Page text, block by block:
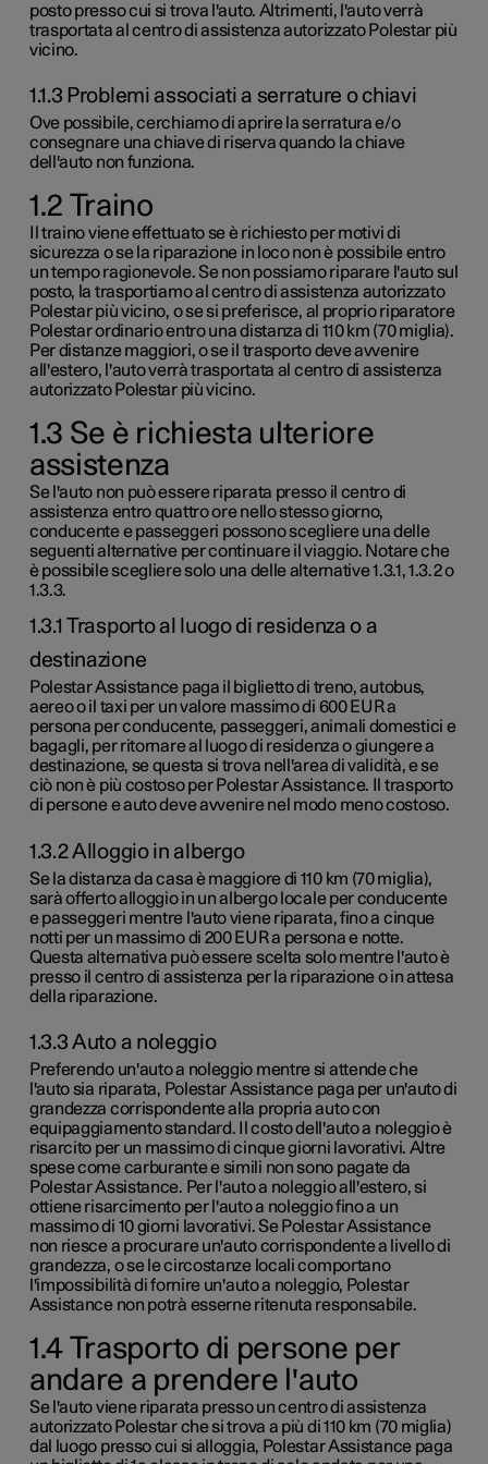
posto presso cui si trova l'auto. Altrimenti, l'auto verrà
trasportata al centro di assistenza autorizzato Polestar più
vicino.
1.1.3 Problemi associati a serrature o chiavi
Ove possibile, cerchiamo di aprire la serratura e/o
consegnare una chiave di riserva quando la chiave
dell'auto non funziona.
1.2 Traino
Il traino viene effettuato se è richiesto per motivi di
sicurezza o se la riparazione in loco non è possibile entro
un tempo ragionevole. Se non possiamo riparare l'auto sul
posto, la trasportiamo al centro di assistenza autorizzato
Polestar più vicino, o se si preferisce, al proprio riparatore
Polestar ordinario entro una distanza di 110 km (70 miglia).
Per distanze maggiori, o se il trasporto deve avvenire
all'estero, l'auto verrà trasportata al centro di assistenza
autorizzato Polestar più vicino.
1.3 Se è richiesta ulteriore
assistenza
Se l'auto non può essere riparata presso il centro di
assistenza entro quattro ore nello stesso giorno,
conducente e passeggeri possono scegliere una delle
seguenti alternative per continuare il viaggio. Notare che
è possibile scegliere solo una delle alternative1.3.1 ,1.3.2o
1.3.3.
1.3.1 Trasporto al luogo di residenza o a
destinazione
Polestar Assistance paga il biglietto di treno, autobus,
aereo o il taxi per un valore massimo di 600 EURa
persona per conducente, passeggeri, animali domestici e
bagagli, per ritornare al luogo di residenza o giungere a
destinazione, se questa si trova nell'area di validità, e se
ciò non è più costoso per Polestar Assistance. Il trasporto
di persone e auto deve avvenire nel modo meno costoso.
1.3.2 Alloggio in albergo
Se la distanza da casa è maggiore di 110 km (70 miglia),
sarà offerto alloggio in un albergo locale per conducente
e passeggeri mentre l'auto viene riparata, fino a cinque
notti per un massimo di 200 EURa persona e notte.
Questa alternativa può essere scelta solo mentre l'auto è
presso il centro di assistenza per la riparazione o in attesa
della riparazione.
1.3.3 Auto a noleggio
Preferendo un'auto a noleggio mentre si attende che
l'auto sia riparata, Polestar Assistance paga per un'auto di
grandezza corrispondente alla propria auto con
equipaggiamento standard. Il costo dell'auto a noleggio è
risarcito per un massimo di cinque giorni lavorativi. Altre
spese come carburantee simili non sono pagate da
Polestar Assistance. Per l'auto a noleggio all'estero, si
ottiene risarcimento per l'auto a noleggio fino a un
massimo di 10 giorni lavorativi. Se Polestar Assistance
non riesce a procurare un'auto corrispondente a livello di
grandezza, o se le circostanze locali comportano
l'impossibilità di fornire un'auto a noleggio, Polestar
Assistance non potrà esserne ritenuta responsabile.
1.4 Trasporto di persone per
andare a prendere l'auto
Se l'auto viene riparata presso un centro di assistenza
autorizzato Polestar che si trova a più di110 km (70 miglia)
dal luogo presso cui si alloggia, Polestar Assistance paga